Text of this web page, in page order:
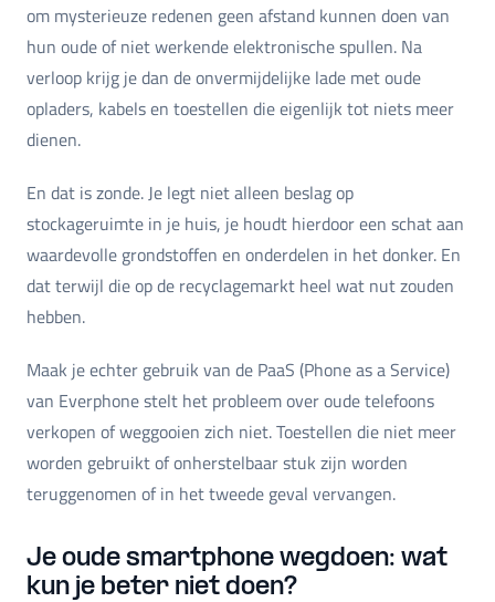
om mysterieuze redenen geen afstand kunnen doen van
hun oude of niet werkende elektronische spullen. Na
verloop krijg je dan de onvermijdelijke lade met oude
opladers, kabels en toestellen die eigenlijk tot niets meer
dienen.
En dat is zonde. Je legt niet alleen beslag op
stockageruimte in je huis, je houdt hierdoor een schat aan
waardevolle grondstoffen en onderdelen in het donker. En
dat terwijl die op de recyclagemarkt heel wat nut zouden
hebben.
Maak je echter gebruik van de PaaS (Phone as a Service)
van Everphone stelt het probleem over oude telefoons
verkopen of weggooien zich niet. Toestellen die niet meer
worden gebruikt of onherstelbaar stuk zijn worden
teruggenomen of in het tweede geval vervangen.
Je oude smartphone wegdoen: wat
kun je beter niet doen?